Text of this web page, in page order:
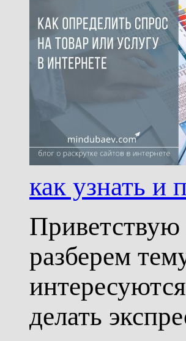
как узнать и
Приветствую
разберем
делать